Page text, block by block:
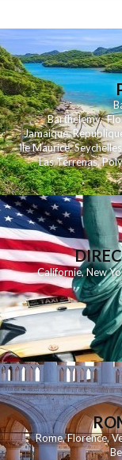
Barthelemy,
Jamaique,
Ile Maurice,Seychelles
Las Terrenas,
Californie,New
Rome,Florence,